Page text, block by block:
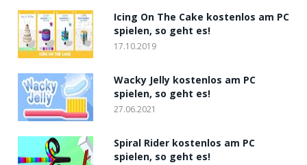
Icing On The Cake kostenlos am PC
spielen, so geht es!
17.10.2019
Wacky Jelly kostenlos am PC
spielen, so geht es!
27.06.2021
Spiral Rider kostenlos am PC
spielen, so geht es!